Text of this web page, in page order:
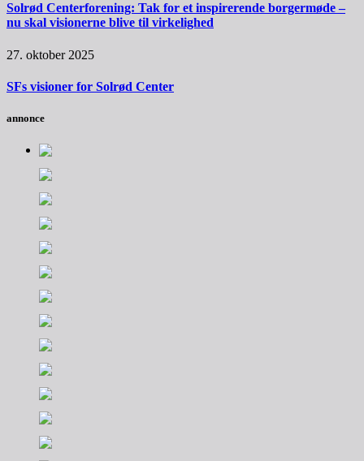
Solrød Centerforening: Tak for et inspirerende borgermøde –
nu skal visionerne blive til virkelighed
27. oktober 2025
SFs visioner for Solrød Center
annonce